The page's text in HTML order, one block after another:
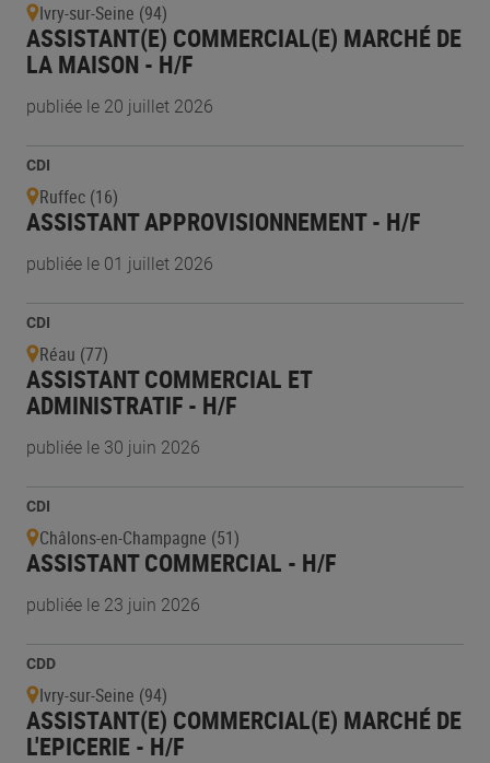
Ivry-sur-Seine (94)
ASSISTANT(E) COMMERCIAL(E) MARCHÉ DE
LA MAISON - H/F
publiée le 20 juillet 2026
CDI
Ruffec (16)
ASSISTANT APPROVISIONNEMENT - H/F
publiée le 01 juillet 2026
CDI
Réau (77)
ASSISTANT COMMERCIAL ET
ADMINISTRATIF - H/F
publiée le 30 juin 2026
CDI
Châlons-en-Champagne (51)
ASSISTANT COMMERCIAL - H/F
publiée le 23 juin 2026
CDD
Ivry-sur-Seine (94)
ASSISTANT(E) COMMERCIAL(E) MARCHÉ DE
L'EPICERIE - H/F